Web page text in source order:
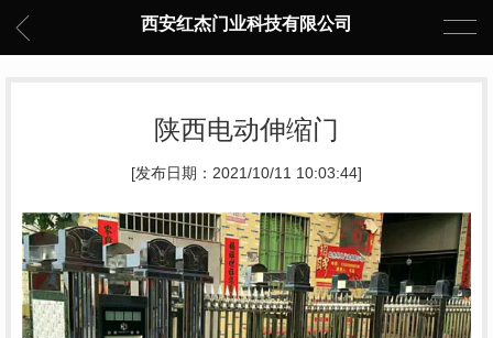
西安红杰门业科技有限公司
陕西电动伸缩门
[发布日期：2021/10/11 10:03:44]